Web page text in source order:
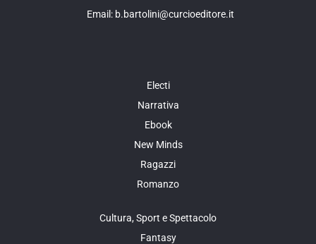
Email: b.bartolini@curcioeditore.it
Electi
Narrativa
Ebook
New Minds
Ragazzi
Romanzo
Cultura, Sport e Spettacolo
Fantasy